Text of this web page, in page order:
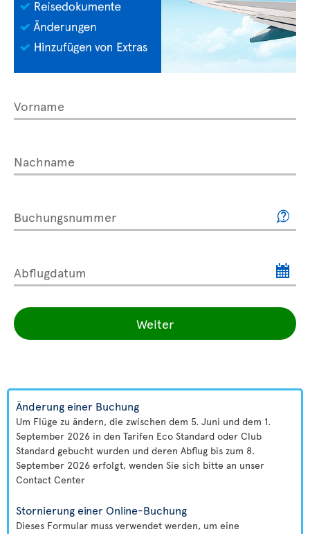
Vorname
Nachname
Buchungsnummer
Abflugdatum
Weiter
Änderung einer Buchung
Um Flüge zu ändern, die zwischen dem 5. Juni und dem 1.
September 2026 in den Tarifen Eco Standard oder Club
Standard gebucht wurden und deren Abflug bis zum 8.
September 2026 erfolgt, wenden Sie sich bitte an unser
Contact Center
Stornierung einer Online-Buchung
Dieses Formular muss verwendet werden, um eine